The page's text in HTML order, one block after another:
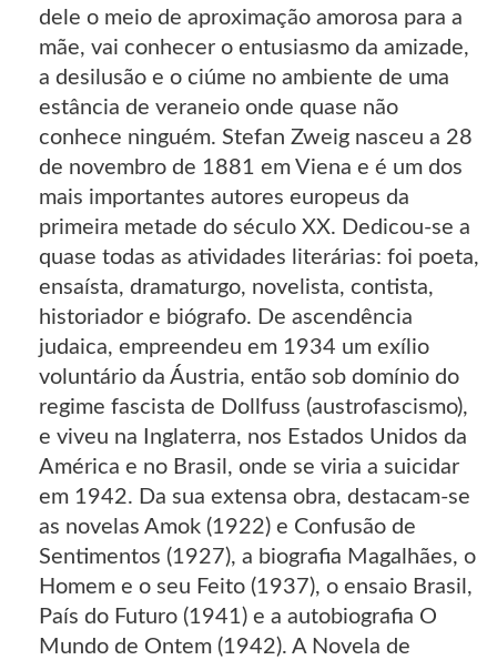
dele o meio de aproximação amorosa para a
mãe, vai conhecer o entusiasmo da amizade,
a desilusão e o ciúme no ambiente de uma
estância de veraneio onde quase não
conhece ninguém. Stefan Zweig nasceu a 28
de novembro de 1881 em Viena e é um dos
mais importantes autores europeus da
primeira metade do século XX. Dedicou-se a
quase todas as atividades literárias: foi poeta,
ensaísta, dramaturgo, novelista, contista,
historiador e biógrafo. De ascendência
judaica, empreendeu em 1934 um exílio
voluntário da Áustria, então sob domínio do
regime fascista de Dollfuss (austrofascismo),
e viveu na Inglaterra, nos Estados Unidos da
América e no Brasil, onde se viria a suicidar
em 1942. Da sua extensa obra, destacam-se
as novelas Amok (1922) e Confusão de
Sentimentos (1927), a biografia Magalhães, o
Homem e o seu Feito (1937), o ensaio Brasil,
País do Futuro (1941) e a autobiografia O
Mundo de Ontem (1942). A Novela de